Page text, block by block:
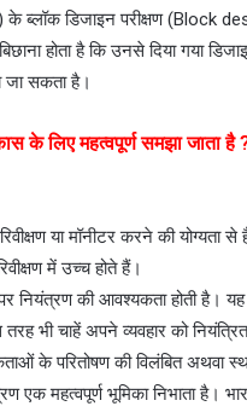
के ब्लॉक डिजाइन परीक्षण (Block
होता है कि उनसे दिया गया
जा सकता है।
के लिए महत्वपूर्ण समझा जाता
या मॉनीटर करने की योग्यता से
में उच्च होते हैं।
नियंत्रण की आवश्यकता होती है।
भी चाहें अपने व्यवहार को
के परितोषण की विलंबित अथवा
एक महत्वपूर्ण भूमिका निभाता है।